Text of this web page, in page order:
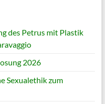
des Petrus mit Plastik
2026
Sexualethik zum